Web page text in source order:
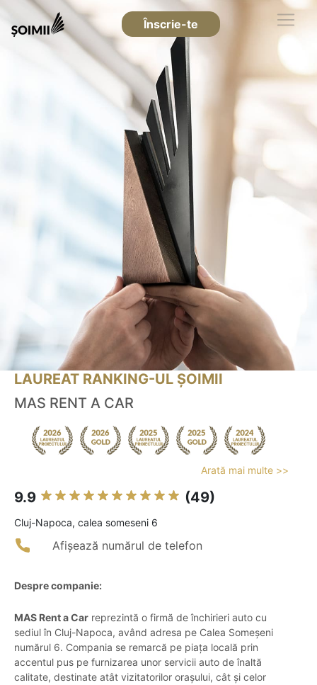
Înscrie-te
LAUREAT RANKING-UL ȘOIMII
MAS RENT A CAR
Arată mai multe >>
9.9 (49)
Cluj-Napoca, calea someseni 6
Afișează numărul de telefon
Despre companie:
MAS Rent a Car reprezintă o firmă de închirieri auto cu
sediul în Cluj-Napoca, având adresa pe Calea Someșeni
numărul 6. Compania se remarcă pe piața locală prin
accentul pus pe furnizarea unor servicii auto de înaltă
calitate, destinate atât vizitatorilor orașului, cât și celor